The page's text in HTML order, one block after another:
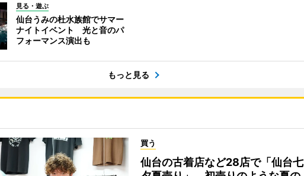
見る・遊ぶ
仙台うみの杜水族館でサマー
ナイトイベント 光と音のパ
フォーマンス演出も
もっと見る
買う
仙台の古着店など28店で「仙台七